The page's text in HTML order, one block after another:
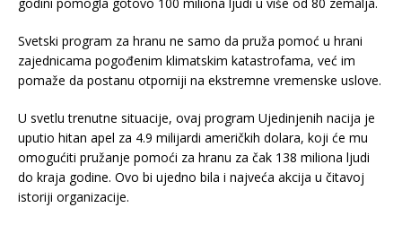
godini pomogla gotovo 100 miliona ljudi u više od 80 zemalja.
Svetski program za hranu ne samo da pruža pomoć u hrani
zajednicama pogođenim klimatskim katastrofama, već im
pomaže da postanu otporniji na ekstremne vremenske uslove.
U svetlu trenutne situacije, ovaj program Ujedinjenih nacija je
uputio hitan apel za 4.9 milijardi američkih dolara, koji će mu
omogućiti pružanje pomoći za hranu za čak 138 miliona ljudi
do kraja godine. Ovo bi ujedno bila i najveća akcija u čitavoj
istoriji organizacije.